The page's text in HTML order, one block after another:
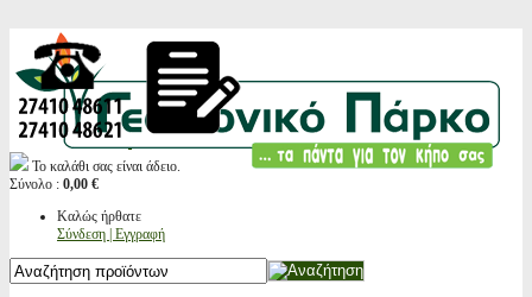
Το καλάθι σας είναι άδειο.
Σύνολο : 0,00 €
Καλώς ήρθατε
Σύνδεση | Εγγραφή